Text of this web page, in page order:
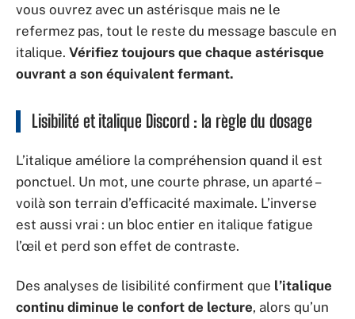
vous ouvrez avec un astérisque mais ne le
refermez pas, tout le reste du message bascule en
italique. Vérifiez toujours que chaque astérisque
ouvrant a son équivalent fermant.
Lisibilité et italique Discord : la règle du dosage
L’italique améliore la compréhension quand il est
ponctuel. Un mot, une courte phrase, un aparté –
voilà son terrain d’efficacité maximale. L’inverse
est aussi vrai : un bloc entier en italique fatigue
l’œil et perd son effet de contraste.
Des analyses de lisibilité confirment que l’italique
continu diminue le confort de lecture, alors qu’un